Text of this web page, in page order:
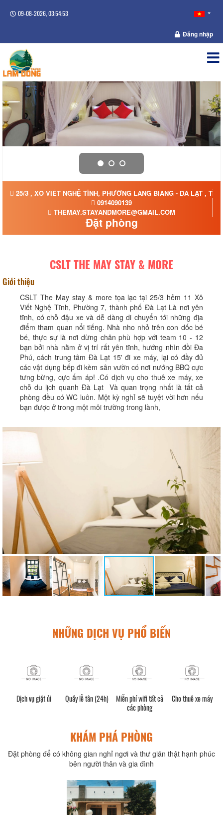
09-08-2026, 03:54:53
Đăng nhập
25/3 , XÔ VIẾT NGHỆ TĨNH, PHƯỜNG LANG BIANG - ĐÀ LẠT ,
0914090139
THEMAY.STAYANDMORE@GMAIL.COM
Đặt phòng
CSLT THE MAY STAY & MORE
Giới thiệu
CSLT The May stay & more tọa lạc tại 25/3 hẻm 11 Xô
Viết Nghệ Tĩnh, Phường 7, thành phố Đà Lạt Là nơi yên
tĩnh, có chỗ đậu xe và dễ dàng di chuyển tới những địa
điểm tham quan nổi tiếng. Nhà nho nhỏ trên con dốc bé
bé, thực sự là nơi dừng chân phù hợp với team 10 - 12
bạn bởi nhà nằm ở vị trí rất yên tĩnh, hướng nhìn đồi Đa
Phú, cách trung tâm Đà Lạt 15' đi xe máy, lại có đầy đủ
các vật dụng bếp đi kèm sân vườn có nơi nướng BBQ cực
tưng bừng, cực ấm áp! .Có dịch vụ cho thuê xe máy, xe
chỗ du lịch quanh Đà Lạt Và quan trọng nhất là tất cả
phòng đều có WC luôn. Một kỳ nghỉ sẽ tuyệt vời hơn nếu
bạn được ở trong một môi trường trong lành,
NHỮNG DỊCH VỤ PHỔ BIẾN
Dịch vụ giặt ủi Quầy lễ tân (24h)
Miễn phí wifi tất cả
các phòng
Cho thuê xe máy
KHÁM PHÁ PHÒNG
Đặt phòng để có không gian nghỉ ngơi và thư giãn thật hạnh phúc
bên người thân và gia đình